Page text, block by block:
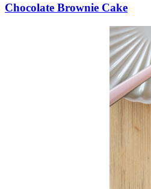
Chocolate Brownie Cake